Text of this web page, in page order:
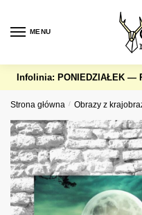
navigation
content
MENU
Infolinia: PONIEDZIAŁEK —
Strona główna / Obrazy z